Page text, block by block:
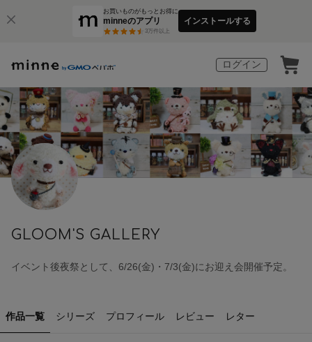
お買いものがもっとお得に
minneのアプリ
3万件以上
インストールする
ログイン
GLOOM'S GALLERY
イベント後夜祭として、6/26(金)・7/3(金)にお迎え会開催予定。
作品一覧 シリーズ プロフィール レビュー レター